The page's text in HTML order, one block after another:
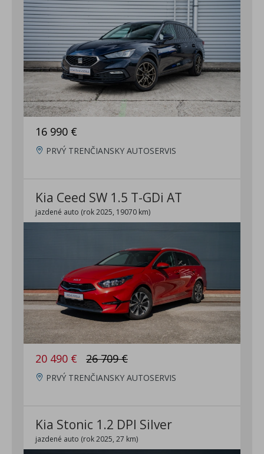
16 990 €
PRVÝ TRENČIANSKY AUTOSERVIS
Kia Ceed SW 1.5 T-GDi AT
jazdené auto (rok 2025, 19070 km)
20 490 € 26 709 €
PRVÝ TRENČIANSKY AUTOSERVIS
Kia Stonic 1.2 DPI Silver
jazdené auto (rok 2025, 27 km)